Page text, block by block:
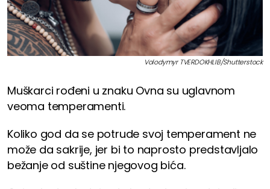
Volodymyr TVERDOKHLIB/Shutterstock
Muškarci rođeni u znaku Ovna su uglavnom
veoma temperamenti.
Koliko god da se potrude svoj temperament ne
može da sakrije, jer bi to naprosto predstavljalo
bežanje od suštine njegovog bića.